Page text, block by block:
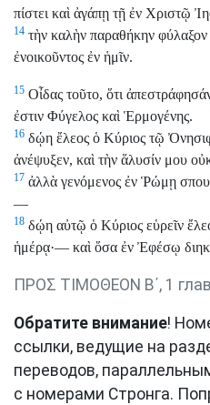
πίστει καὶ ἀγάπῃ τῇ ἐν Χριστῷ
14 τὴν καλὴν παραθήκην
ἐνοικοῦντος ἐν ἡμῖν.
15 Οἶδας τοῦτο, ὅτι
ἐστιν Φύγελος καὶ Ἑρμογένης.
16 δῴη ἔλεος ὁ Κύριος τῷ
ἀνέψυξεν, καὶ τὴν ἅλυσίν μου
17 ἀλλὰ γενόμενος ἐν Ῥώμῃ
—
18 δῴη αὐτῷ ὁ Κύριος εὑρεῖν
ἡμέρᾳ·— καὶ ὅσα ἐν Ἐφέσῳ
ΠΡΟΣ ΤΙΜΟΘΕΟΝ Β΄, 1
Обратите внимание!
ссылки, ведущие на
переводов,
с номерами Стронга.